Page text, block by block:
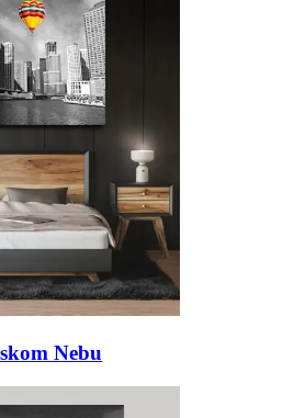
Nebu